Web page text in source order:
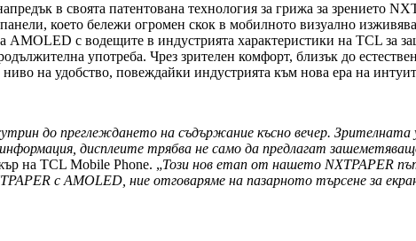
в своята патентована технология за грижа за зрението
което бележи огромен скок в мобилното визуално
AMOLED с водещите в индустрията характеристики на TCL за
употреба. Чрез зрителен комфорт, близък до
на удобство, повеждайки индустрията към нова ера на
до преглеждането на съдържание късно вечер. Зрителната
дисплеите трябва не само да предлагат
на TCL Mobile Phone. „Този нов етап от нашето NXTPAPER
с AMOLED, ние отговаряме на пазарното търсене за